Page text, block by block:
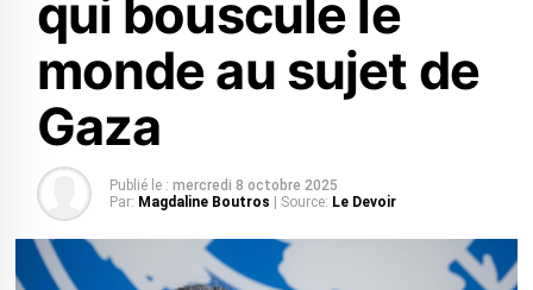
qui bouscule le
monde au sujet de
Gaza
Publié le : mercredi 8 octobre 2025
Par: Magdaline Boutros | Source: Le Devoir